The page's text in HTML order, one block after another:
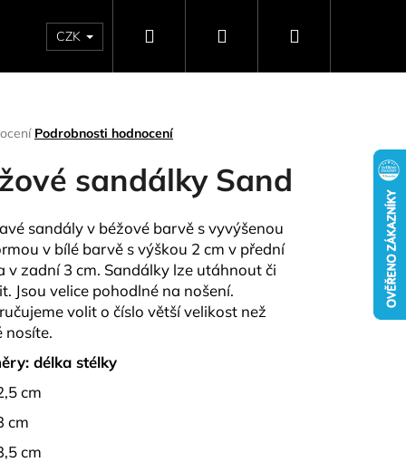
NAPIŠTE NÁM DÁRKOVÉ POUKAZY
CZK Hledat PřihlášeníNákupní
Podrobnosti hodnocení
sandálky Sand
sandály v béžové barvě s vyvýšenou
v bílé barvě s výškou 2 cm v přední
v zadní 3 cm. Sandálky lze utáhnout či
Jsou velice pohodlné na nošení.
volit o číslo větší velikost než
nosíte.
délka stélky
cm
cm
cm